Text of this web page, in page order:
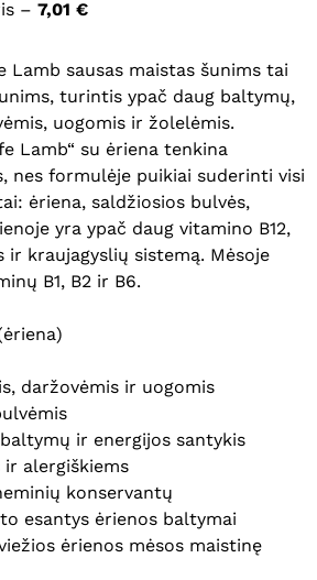
– 7,01 €
Lamb sausas maistas šunims tai
turintis ypač daug baltymų,
uogomis ir žolelėmis.
Lamb“ su ėriena tenkina
nes formulėje puikiai suderinti visi
ėriena, saldžiosios bulvės,
yra ypač daug vitamino B12,
ir kraujagyslių sistemą. Mėsoje
B1, B2 ir B6.
daržovėmis ir uogomis
ir energijos santykis
alergiškiems
konservantų
esantys ėrienos baltymai
ėrienos mėsos maistinę